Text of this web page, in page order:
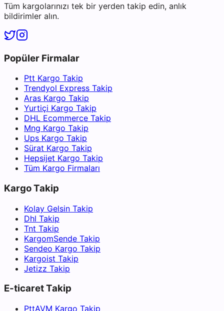
Tüm kargolarınızı tek bir yerden takip edin, anlık
bildirimler alın.
Popüler Firmalar
Ptt Kargo Takip
Trendyol Express Takip
Aras Kargo Takip
Yurtiçi Kargo Takip
DHL Ecommerce Takip
Mng Kargo Takip
Ups Kargo Takip
Sürat Kargo Takip
Hepsijet Kargo Takip
Tüm Kargo Firmaları
Kargo Takip
Kolay Gelsin Takip
Dhl Takip
Tnt Takip
KargomSende Takip
Sendeo Kargo Takip
Kargoist Takip
Jetizz Takip
E-ticaret Takip
PttAVM Kargo Takip